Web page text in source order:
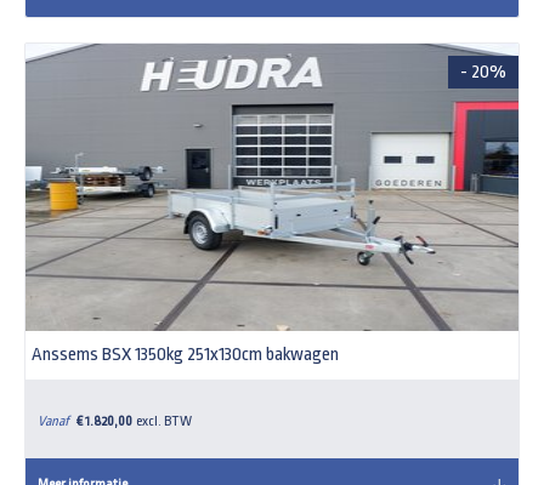
- 20%
Anssems BSX 1350kg 251x130cm bakwagen
Vanaf € 1.820,00 excl. BTW